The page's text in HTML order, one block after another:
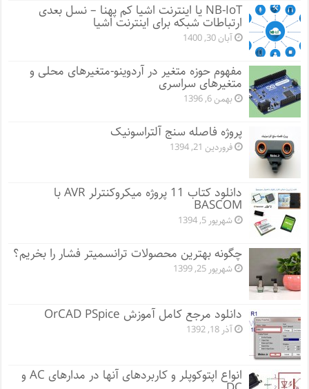
NB-IoT یا اینترنت اشیا کم پهنا – نسل بعدی
ارتباطات شبکه برای اینترنت اشیا
آبان 30, 1400
مفهوم حوزه متغیر در آردوینو-متغیرهای محلی و
متغیرهای سراسری
بهمن 6, 1396
پروژه فاصله سنج آلتراسونیک
فروردین 21, 1394
دانلود کتاب 11 پروژه میکروکنترلر AVR با
BASCOM
شهریور 5, 1394
چگونه بهترین محصولات ترانسمیتر فشار را بخریم؟
شهریور 25, 1399
دانلود مرجع کامل آموزش OrCAD PSpice
آذر 18, 1392
انواع اپتوکوپلر و کاربردهای آنها در مدارهای AC و